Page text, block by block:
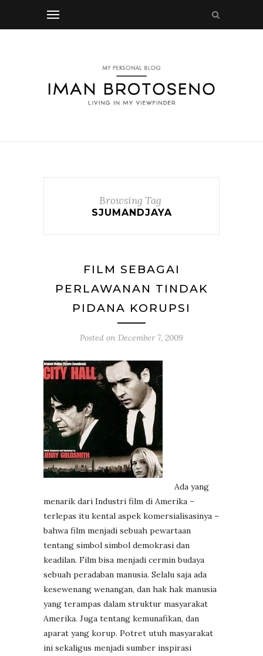
Browsing Tag
SJUMANDJAYA
FILM SEBAGAI
PERLAWANAN TINDAK
PIDANA KORUPSI
Posted on December 7, 2009
Ada yang
menarik dari Industri film di Amerika –
terlepas itu kental aspek komersialisasinya –
bahwa film menjadi sebuah pewartaan
tentang simbol simbol demokrasi dan
keadilan. Film bisa menjadi cermin budaya
sebuah peradaban manusia. Selalu saja ada
kesewenang wenangan, dan hak hak manusia
yang terampas dalam struktur masyarakat
Amerika. Juga tentang kemunafikan, dan
aparat yang korup. Potret utuh masyarakat
ini sekaligus menjadi sumber inspirasi